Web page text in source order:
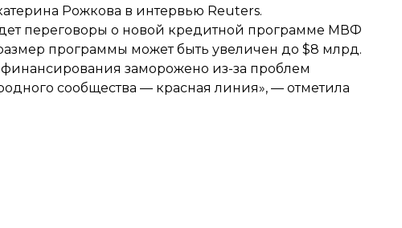
Рожкова в интервью Reuters.
переговоры о новой кредитной программе МВФ
программы может быть увеличен до $8 млрд.
заморожено из-за проблем
сообщества — красная линия», — отметила